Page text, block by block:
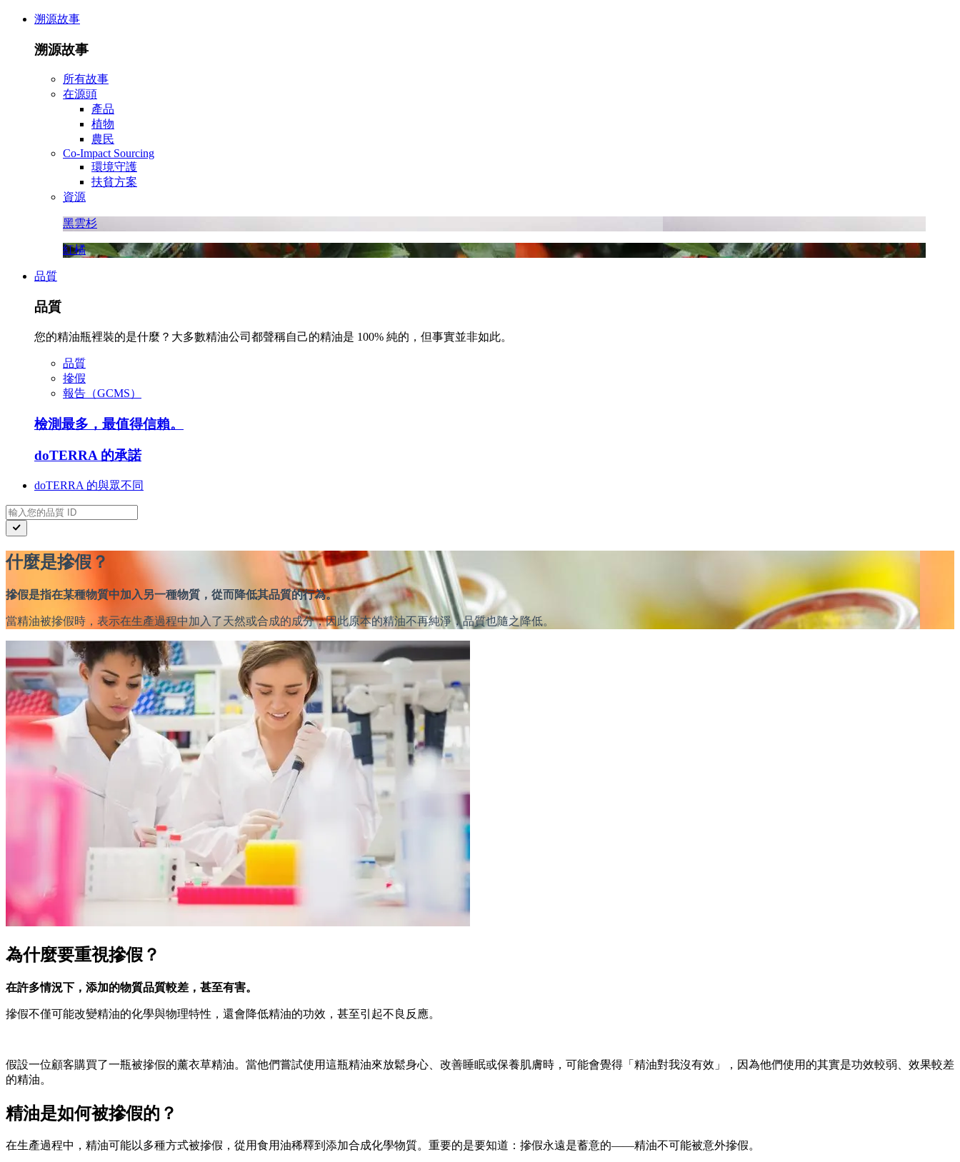
溯源故事
溯源故事
所有故事
在源頭
產品
植物
農民
Co-Impact Sourcing
環境守護
扶貧方案
資源
黑雲杉
紅橘
品質
品質
您的精油瓶裡裝的是什麼？大多數精油公司都聲稱自己的精油是 100% 純的，但事實並非如此。
品質
摻假
報告（GCMS）
檢測最多，最值得信賴。
doTERRA 的承諾
doTERRA 的與眾不同
什麼是摻假？
摻假是指在某種物質中加入另一種物質，從而降低其品質的行為。
當精油被摻假時，表示在生產過程中加入了天然或合成的成分，因此原本的精油不再純淨，品質也隨之降低。
為什麼要重視摻假？
在許多情況下，添加的物質品質較差，甚至有害。
摻假不僅可能改變精油的化學與物理特性，還會降低精油的功效，甚至引起不良反應。
假設一位顧客購買了一瓶被摻假的薰衣草精油。當他們嘗試使用這瓶精油來放鬆身心、改善睡眠或保養肌膚時，可能會覺得「精油對我沒有效」，因為他們使用的其實是功效較弱、效果較差
的精油。
精油是如何被摻假的？
在生產過程中，精油可能以多種方式被摻假，從用食用油稀釋到添加合成化學物質。重要的是要知道：摻假永遠是蓄意的——精油不可能被意外摻假。